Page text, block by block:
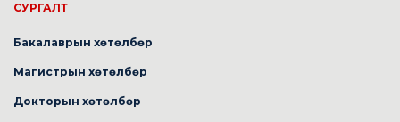
СУРГАЛТ
Бакалаврын хөтөлбөр
Магистрын хөтөлбөр
Докторын хөтөлбөр